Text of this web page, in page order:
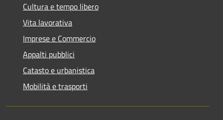
Cultura e tempo libero
Vita lavorativa
Imprese e Commercio
Appalti pubblici
Catasto e urbanistica
Mobilità e trasporti